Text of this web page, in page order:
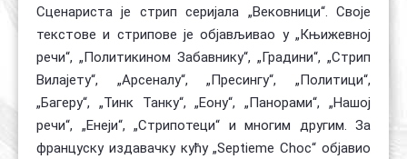
Сценариста је стрип серијала „Вековници“. Своје
текстове и стрипове је објављивао у „Књижевној
речи“, „Политикином Забавнику“, „Градини“, „Стрип
Вилајету“, „Арсеналу“, „Пресингу“, „Политици“,
„Багеру“, „Тинк Танку“, „Еону“, „Панорами“, „Нашој
речи“, „Енеји“, „Стрипотеци“ и многим другим. За
француску издавачку кућу „Septieme Choc“ објавио